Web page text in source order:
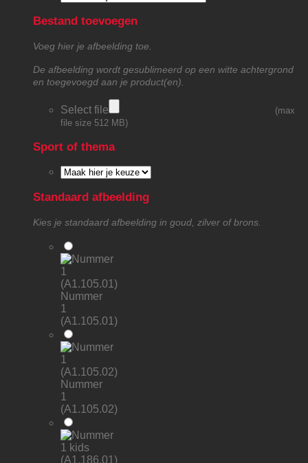
Bestand toevoegen
Voeg hier je afbeelding toe.
De afbeelding wordt gesublimeerd op een witte achtergrond
en toegevoegd aan je product(en).
Select file
(max
file size 512 MB)
Sport of thema
Standaard afbeelding
Kies je standaard afbeelding in goud, zilver of brons.
Nummer
1
(A1.105.01)
Nummer
1
(A1.105.02)